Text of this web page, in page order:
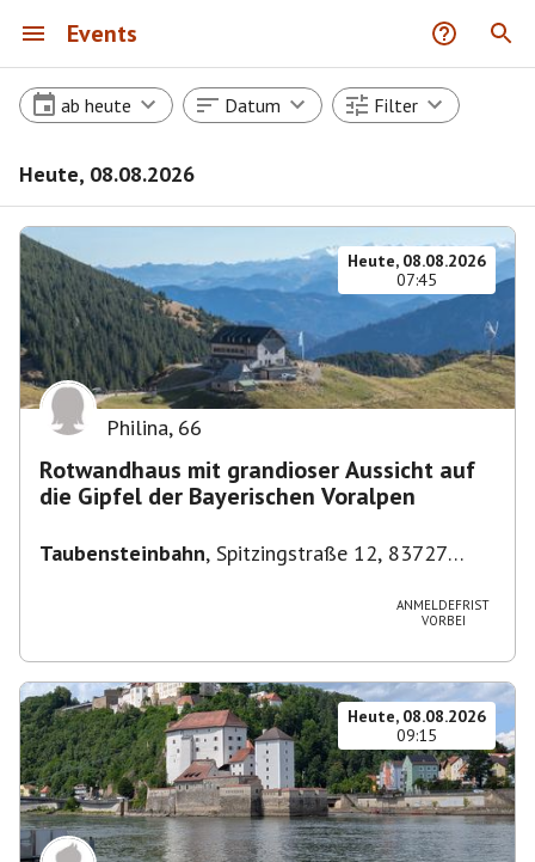
Events
ab heute Datum Filter
Heute, 08.08.2026
Heute, 08.08.2026
07:45
Philina, 66
Rotwandhaus mit grandioser Aussicht auf
die Gipfel der Bayerischen Voralpen
Taubensteinbahn, Spitzingstraße 12, 83727
ANMELDEFRIST
VORBEI
Heute, 08.08.2026
09:15